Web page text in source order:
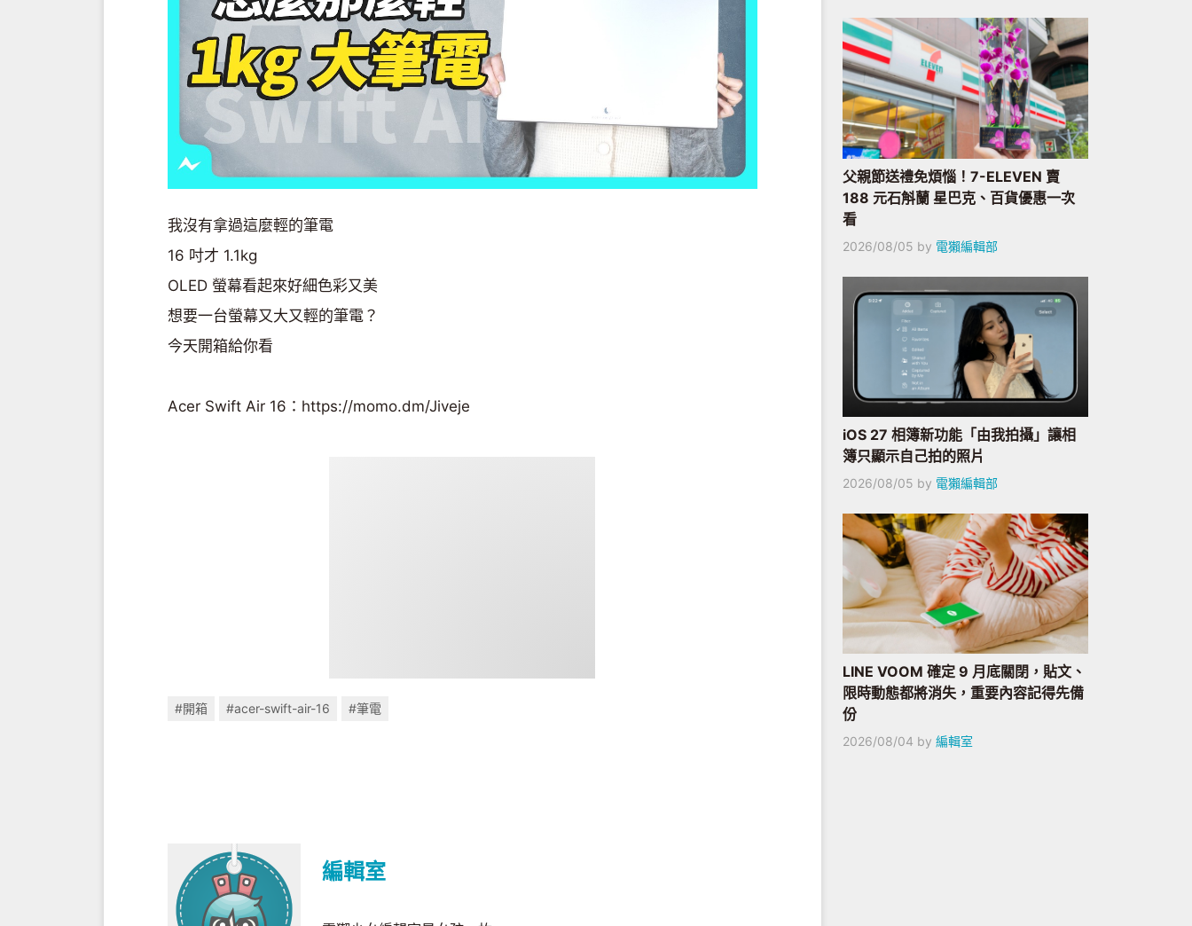
我沒有拿過這麼輕的筆電
16 吋才 1.1kg
OLED 螢幕看起來好細色彩又美
想要一台螢幕又大又輕的筆電？
今天開箱給你看
Acer Swift Air 16：https://momo.dm/Jiveje
#開箱 #acer-swift-air-16 #筆電
編輯室
父親節送禮免煩惱！7-ELEVEN 賣
188 元石斛蘭 星巴克、百貨優惠一次
看
2026/08/05 by 電獺編輯部
iOS 27 相簿新功能「由我拍攝」讓相
簿只顯示自己拍的照片
2026/08/05 by 電獺編輯部
LINE VOOM 確定 9 月底關閉，貼文、
限時動態都將消失，重要內容記得先備
份
2026/08/04 by 編輯室